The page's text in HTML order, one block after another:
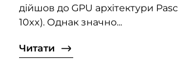
дійшов до GPU архітектури
10xx). Однак значно...
Читати